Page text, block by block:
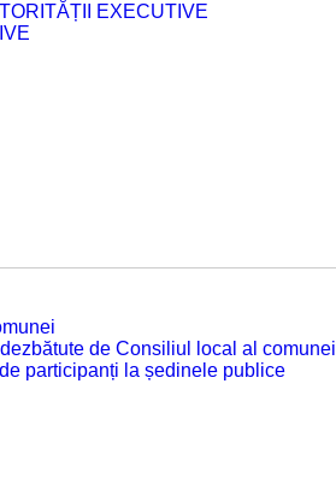
EXECUTIVE
de Consiliul local al comunei
participanți la ședinele publice